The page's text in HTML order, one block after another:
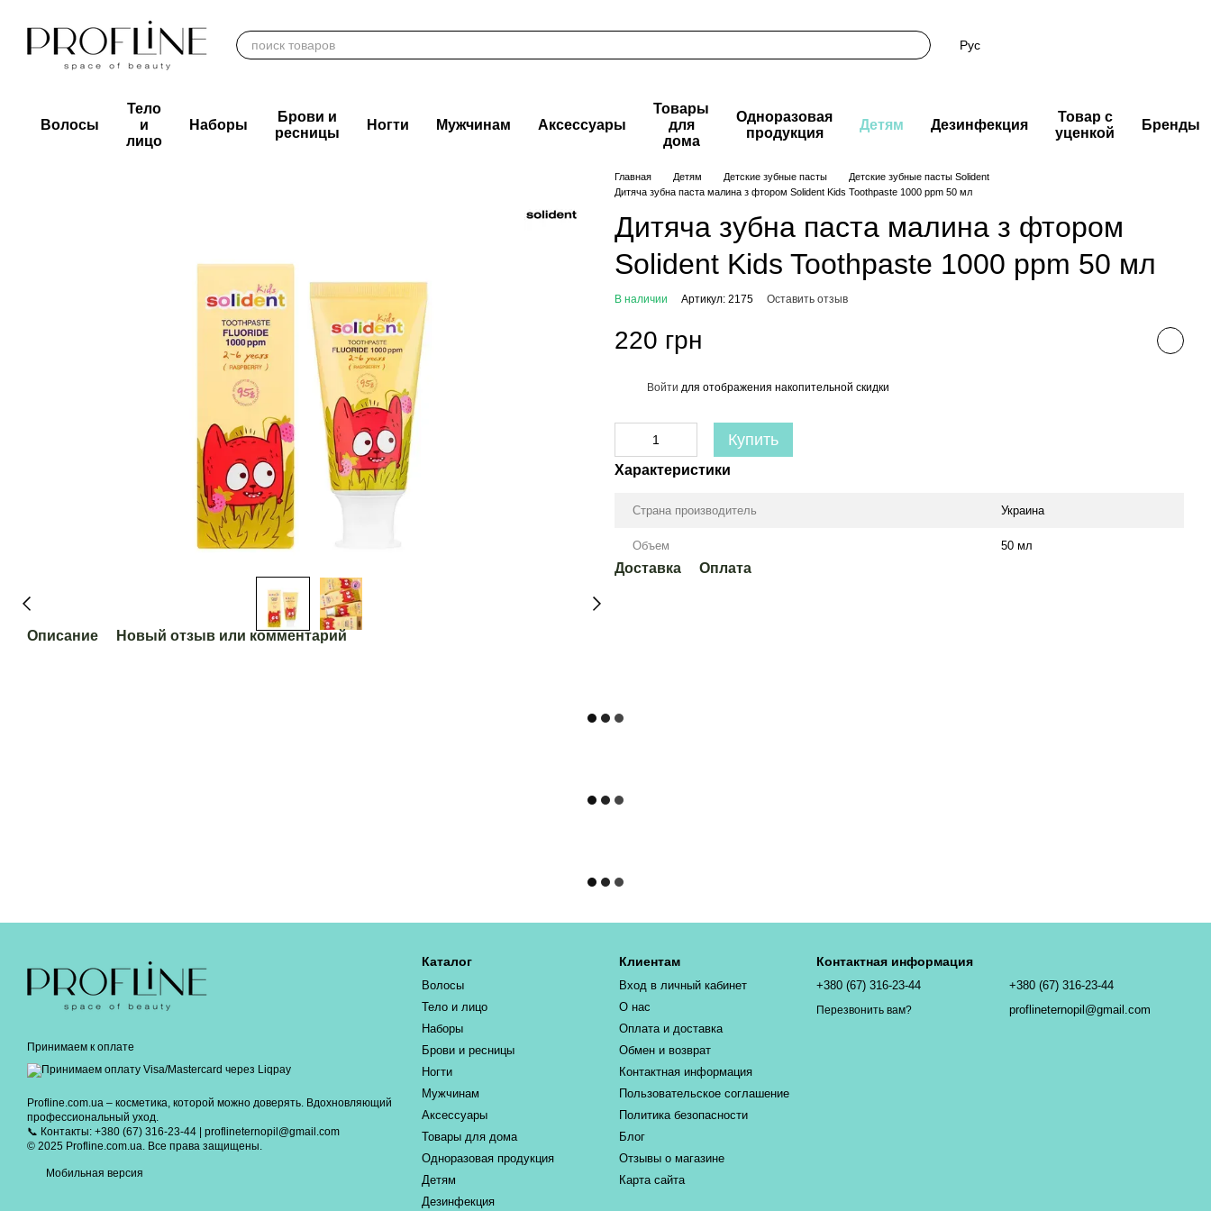
Рус
Волосы
Тело
и
лицо
Наборы
Брови и
ресницы
Ногти Мужчинам Аксессуары
Товары
для
дома
Одноразовая
продукция
Детям Дезинфекция
Товар с
уценкой
Бренды
Описание Новый отзыв или комментарий
Главная Детям Детские зубные пасты
Детские зубные пасты Solident
Дитяча зубна паста малина з фтором Solident Kids Toothpaste 1000 ppm 50 мл
Дитяча зубна паста малина з фтором
Solident Kids Toothpaste 1000 ppm 50 мл
В наличии Артикул: 2175 Оставить отзыв
220 грн
Войти для отображения накопительной скидки
Купить
Характеристики
Страна производитель Украина
Объем 50 мл
Доставка Оплата
Принимаем к оплате
Profline.com.ua – косметика, которой можно доверять. Вдохновляющий
профессиональный уход.
📞 Контакты: +380 (67) 316-23-44 | proflineternopil@gmail.com
© 2025 Profline.com.ua. Все права защищены.
Мобильная версия
Каталог
Волосы
Тело и лицо
Наборы
Брови и ресницы
Ногти
Мужчинам
Аксессуары
Товары для дома
Одноразовая продукция
Детям
Дезинфекция
Клиентам
Вход в личный кабинет
О нас
Оплата и доставка
Обмен и возврат
Контактная информация
Пользовательское соглашение
Политика безопасности
Блог
Отзывы о магазине
Карта сайта
Контактная информация
+380 (67) 316-23-44
Перезвонить вам?
+380 (67) 316-23-44
proflineternopil@gmail.com